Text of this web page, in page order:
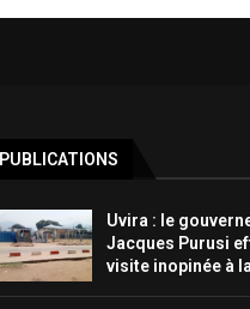
PUBLICATIONS
Uvira : le
Jacques Purusi
visite inopinée à